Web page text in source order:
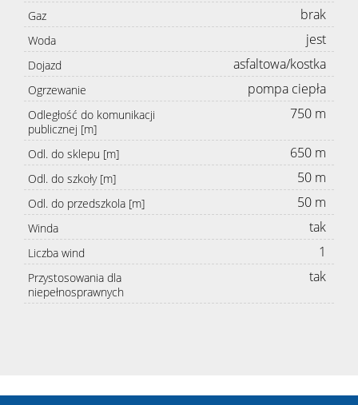
Gaz brak
Woda jest
Dojazd asfaltowa/kostka
Ogrzewanie pompa ciepła
Odległość do komunikacji
publicznej [m]
750 m
Odl. do sklepu [m] 650 m
Odl. do szkoły [m] 50 m
Odl. do przedszkola [m] 50 m
Winda tak
Liczba wind 1
Przystosowania dla
niepełnosprawnych
tak